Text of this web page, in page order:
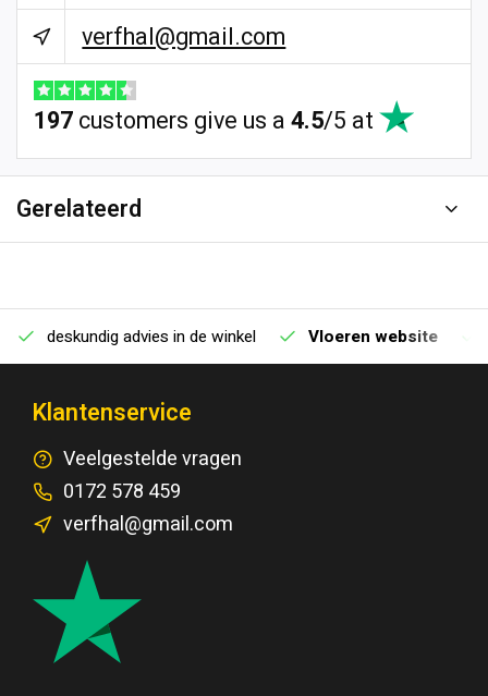
verfhal@gmail.com
197customers give us a4.5/5 at
Gerelateerd
deskundig advies in de winkel Vloeren website
Klantenservice
Veelgestelde vragen
0172 578 459
verfhal@gmail.com